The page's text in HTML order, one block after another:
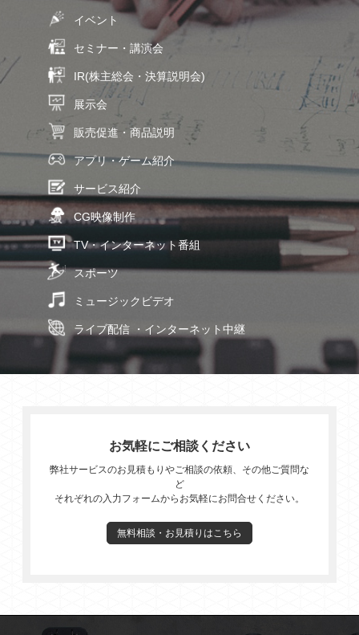
イベント
セミナー・講演会
IR(株主総会・決算説明会)
展示会
販売促進・商品説明
アプリ・ゲーム紹介
サービス紹介
CG映像制作
TV・インターネット番組
スポーツ
ミュージックビデオ
ライブ配信 ・インターネット中継
お気軽にご相談ください
弊社サービスのお見積もりやご相談の依頼、その他ご質問な
ど
それぞれの入力フォームからお気軽にお問合せください。
無料相談・お見積りはこちら